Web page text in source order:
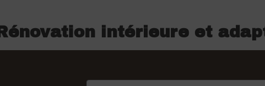
Rénovation intérieure et